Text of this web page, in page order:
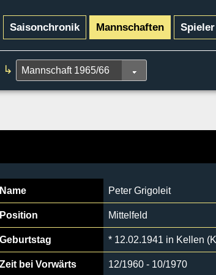
Saisonchronik Mannschaften Spieler
↳
Name Peter Grigoleit
Position Mittelfeld
Geburtstag * 12.02.1941 in Kellen
Zeit bei Vorwärts 12/1960 - 10/1970